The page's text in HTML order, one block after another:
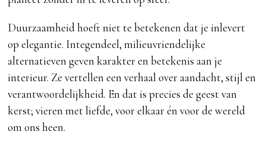
Duurzaamheid hoeft niet te betekenen dat je inlevert
op elegantie. Integendeel, milieuvriendelijke
alternatieven geven karakter en betekenis aan je
interieur. Ze vertellen een verhaal over aandacht, stijl en
verantwoordelijkheid. En dat is precies de geest van
kerst; vieren met liefde, voor elkaar én voor de wereld
om ons heen.